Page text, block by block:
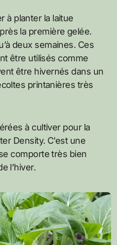
à planter la laitue
la première gelée.
deux semaines. Ces
être utilisés comme
être hivernés dans un
printanières très
à cultiver pour la
Density. C’est une
comporte très bien
l’hiver.